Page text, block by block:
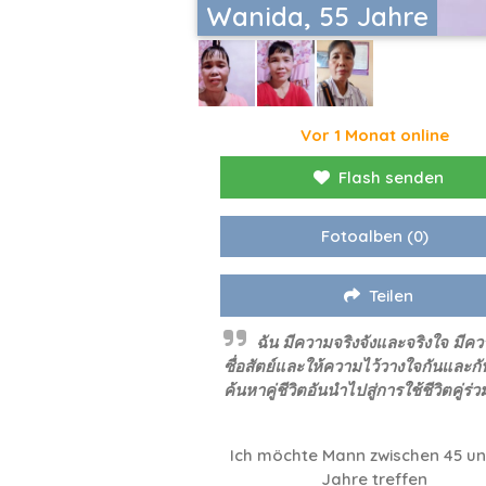
Wanida, 55 Jahre
Vor 1 Monat online
Flash senden
Fotoalben (0)
Teilen
ฉัน มีความจริงจังและจริงใจ มีค
ซื่อสัตย์และให้ความไว้วางใจกันและกั
ค้นหาคู่ชีวิตอันนำไปสู่การใช้ชีวิตคู่ร่ว
Ich möchte Mann zwischen 45
Jahre treffen